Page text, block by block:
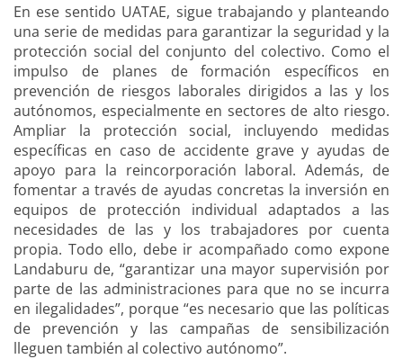
En ese sentido UATAE, sigue trabajando y planteando
una serie de medidas para garantizar la seguridad y la
protección social del conjunto del colectivo. Como el
impulso de planes de formación específicos en
prevención de riesgos laborales dirigidos a las y los
autónomos, especialmente en sectores de alto riesgo.
Ampliar la protección social, incluyendo medidas
específicas en caso de accidente grave y ayudas de
apoyo para la reincorporación laboral. Además, de
fomentar a través de ayudas concretas la inversión en
equipos de protección individual adaptados a las
necesidades de las y los trabajadores por cuenta
propia. Todo ello, debe ir acompañado como expone
Landaburu de, “garantizar una mayor supervisión por
parte de las administraciones para que no se incurra
en ilegalidades”, porque “es necesario que las políticas
de prevención y las campañas de sensibilización
lleguen también al colectivo autónomo”.